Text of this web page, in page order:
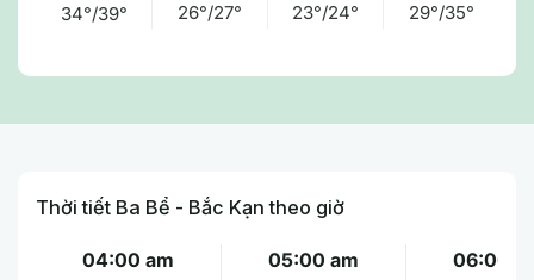
34°/39° 26°/27° 23°/24° 29°/35°
Thời tiết Ba Bể - Bắc Kạn theo giờ
04:00 am
05:00 am
06:00